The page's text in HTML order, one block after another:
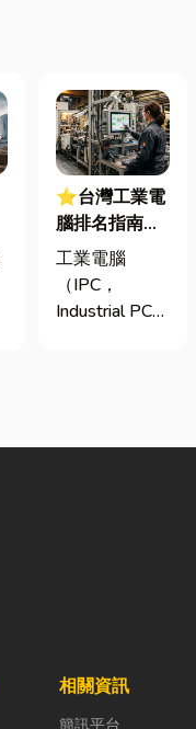
⭐台灣工業電
腦排名指南：
台灣三大工業
電腦龍頭有哪
些？工廠採購
工業電腦
（IPC，
Industrial PC）
的硬體運算平
機無法應付高
相關資訊
簡訊平台